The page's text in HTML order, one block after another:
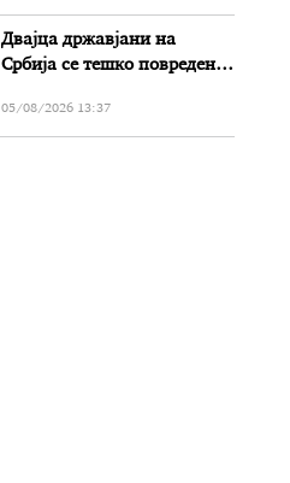
Двајца државјани на
Србија се тешко повредени
Прилеп-Битола
05/08/2026 13:37